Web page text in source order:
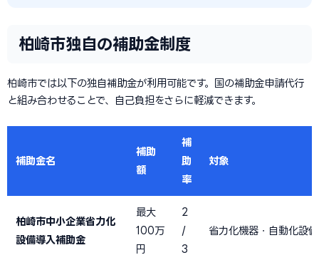
柏崎市独自の補助金制度
柏崎市では以下の独自補助金が利用可能です。国の補助金申請代行
と組み合わせることで、自己負担をさらに軽減できます。
補助金名
補助
額
補
助
率
対象
柏崎市中小企業省力化
設備導入補助金
最大
100万
円
2
/
3
省力化機器・自動化設